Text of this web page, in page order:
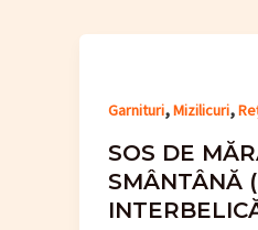
Garnituri,Mizilicuri,
SOS DE
SMÂNTÂNĂ